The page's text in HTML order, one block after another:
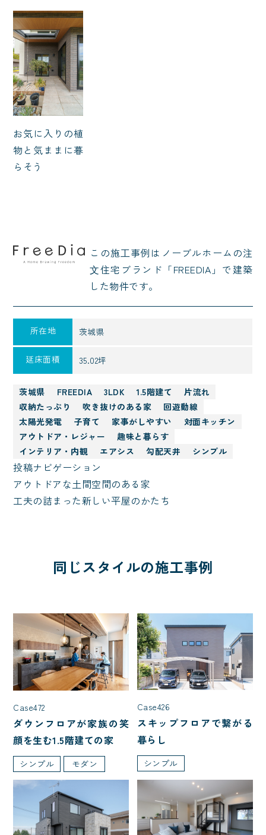
お気に入りの植
物と気ままに暮
らそう
この施⼯事例はノーブルホームの注
⽂住宅ブランド「FREEDIA」で建築
した物件です。
所在地 茨城県
延床面積 35.02坪
茨城県 FREEDIA 3LDK 1.5階建て
片流れ
収納たっぷり
吹き抜けのある家
回遊動線
太陽光発電
子育て 家事がしやすい
対面キッチン
アウトドア・レジャー
趣味と暮らす
インテリア・内観
エアシス 勾配天井 シンプル
投稿ナビゲーション
アウトドアな土間空間のある家
工夫の詰まった新しい平屋のかたち
同じスタイルの施工事例
Case472
ダウンフロアが家族の笑
顔を生む1.5階建ての家
シンプル モダン
Case426
スキップフロアで繋がる
暮らし
シンプル